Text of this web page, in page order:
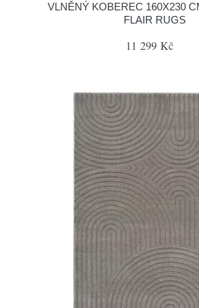
VLNĚNÝ KOBEREC 160X230
FLAIR RUGS
11 299 Kč